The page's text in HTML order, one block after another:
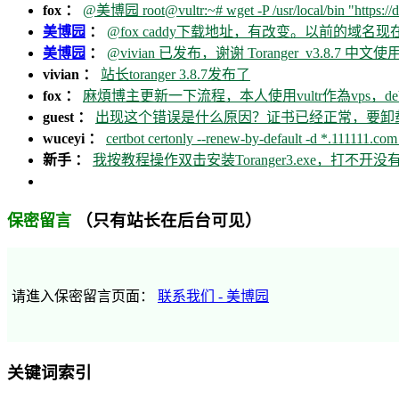
fox ： @美博园 root@vultr:~# wget -P /usr/local/bin "https://
美博园 ： @fox caddy下载地址，有改变。以前的域名
美博园 ： @vivian 已发布，谢谢 Toranger_v3.8.7 中文使
vivian ： 站长toranger 3.8.7发布了
fox ： 麻煩博主更新一下流程，本人使用vultr作為vps，
guest ： 出现这个错误是什么原因？证书已经正常，要卸
wuceyi ： certbot certonly --renew-by-default -d
新手 ： 我按教程操作双击安装Toranger3.exe，打不开没
保密留言 （只有站长在后台可见）
请進入保密留言页面： 联系我们 - 美博园
关键词索引